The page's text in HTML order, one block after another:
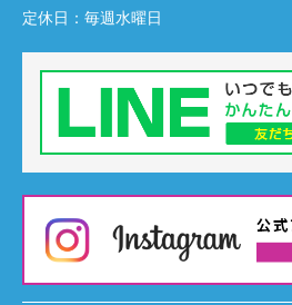
定休日： 毎週水曜日